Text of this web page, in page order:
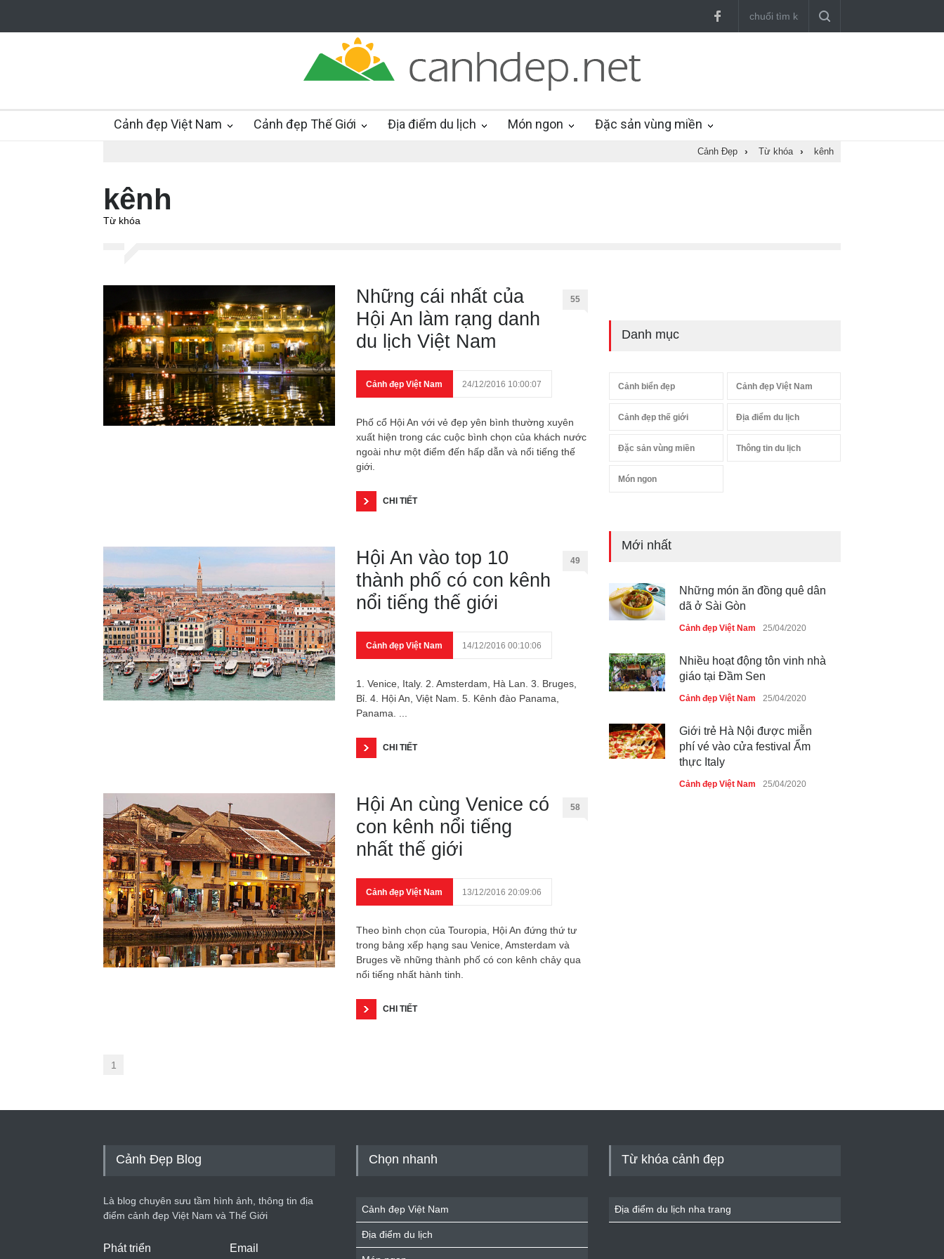
Cảnh đẹp Việt Nam Cảnh đẹp Thế Giới Địa điểm du lịch Món ngon Đặc sản vùng miền
Cảnh Đẹp › Từ khóa › kênh
kênh
Từ khóa
Những cái nhất của
Hội An làm rạng danh
du lịch Việt Nam
55
Cảnh đẹp Việt Nam 24/12/2016 10:00:07
Phố cổ Hội An với vẻ đẹp yên bình thường xuyên
xuất hiện trong các cuộc bình chọn của khách nước
ngoài như một điểm đến hấp dẫn và nổi tiếng thế
giới.
CHI TIẾT
Hội An vào top 10
thành phố có con kênh
nổi tiếng thế giới
49
Cảnh đẹp Việt Nam 14/12/2016 00:10:06
1. Venice, Italy. 2. Amsterdam, Hà Lan. 3. Bruges,
Bỉ. 4. Hội An, Việt Nam. 5. Kênh đào Panama,
Panama. ...
CHI TIẾT
Hội An cùng Venice có
con kênh nổi tiếng
nhất thế giới
58
Cảnh đẹp Việt Nam 13/12/2016 20:09:06
Theo bình chọn của Touropia, Hội An đứng thứ tư
trong bảng xếp hạng sau Venice, Amsterdam và
Bruges về những thành phố có con kênh chảy qua
nổi tiếng nhất hành tinh.
CHI TIẾT
1
Danh mục
Cảnh biển đẹp Cảnh đẹp Việt Nam
Cảnh đẹp thế giới Địa điểm du lịch
Đặc sản vùng miền Thông tin du lịch
Món ngon
Mới nhất
Những món ăn đồng quê dân
dã ở Sài Gòn
Cảnh đẹp Việt Nam 25/04/2020
Nhiều hoạt động tôn vinh nhà
giáo tại Đầm Sen
Cảnh đẹp Việt Nam 25/04/2020
Giới trẻ Hà Nội được miễn
phí vé vào cửa festival Ẩm
thực Italy
Cảnh đẹp Việt Nam 25/04/2020
Cảnh Đẹp Blog
Là blog chuyên sưu tầm hình ảnh, thông tin địa
điểm cảnh đẹp Việt Nam và Thế Giới
Phát triển Email
Chọn nhanh
Cảnh đẹp Việt Nam
Địa điểm du lịch
Từ khóa cảnh đẹp
Địa điểm du lịch nha trang